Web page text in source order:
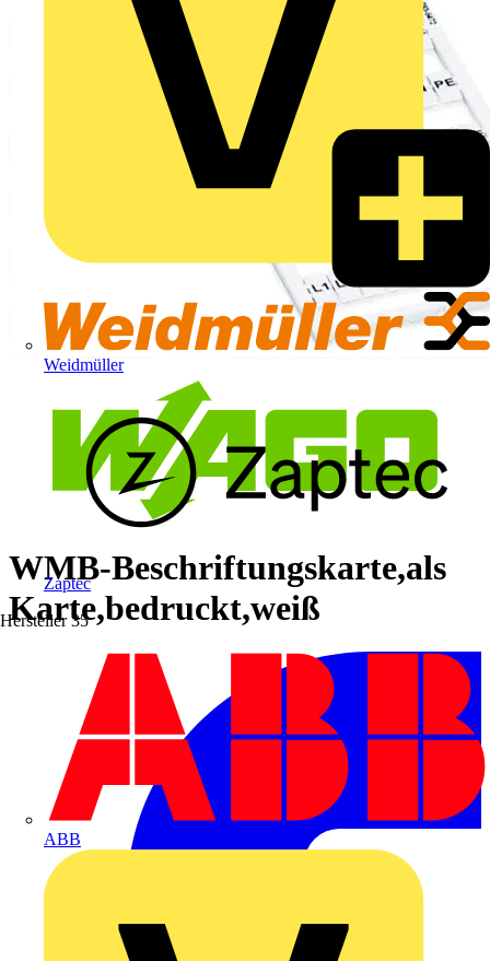
Weidmüller
Zaptec
Hersteller 35
ABB
WMB-Beschriftungskarte,als
Karte,bedruckt,weiß